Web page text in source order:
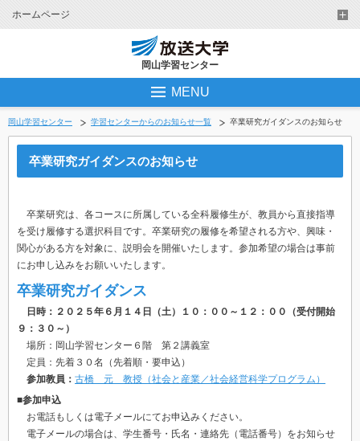
ホームページ
岡山学習センター
MENU
岡山学習センター 学習センターからのお知らせ一覧 卒業研究ガイダンスのお知らせ
卒業研究ガイダンスのお知らせ
卒業研究は、各コースに所属している全科履修生が、教員から直接指導
を受け履修する選択科目です。卒業研究の履修を希望される方や、興味・
関心がある方を対象に、説明会を開催いたします。参加希望の場合は事前
にお申し込みをお願いいたします。
卒業研究ガイダンス
日時：２０２５年６月１４日（土）１０：００～１２：００（受付開始
９：３０～）
場所：岡山学習センター６階 第２講義室
定員：先着３０名（先着順・要申込）
参加教員： 古橋 元 教授（社会と産業／社会経営科学プログラム）
■参加申込
お電話もしくは電子メールにてお申込みください。
電子メールの場合は、学生番号・氏名・連絡先（電話番号）をお知らせ